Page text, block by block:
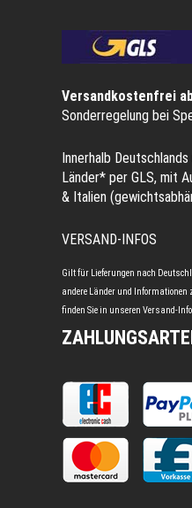
Versandkostenfrei
Sonderregelung bei
Innerhalb
Länder* per GLS, mit
& Italien
VERSAND-INFOS
Gilt für Lieferungen nach
andere Länder und
finden Sie in unseren Versand-